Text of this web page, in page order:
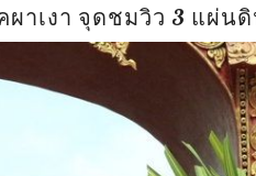
าเงา จุดชมวิว 3 แผ่น